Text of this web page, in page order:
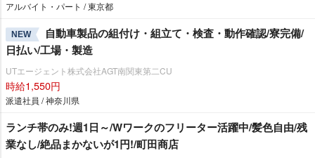
アルバイト・パート / 東京都
NEW
自動車製品の組付け・組立て・検査・動作確認/寮完備/
日払い/工場・製造
UTエージェント株式会社AGT南関東第二CU
時給1,550円
派遣社員 / 神奈川県
ランチ帯のみ!週1日～/Wワークのフリーター活躍中/髪色自由/残
業なし/絶品まかないが1円!/町田商店